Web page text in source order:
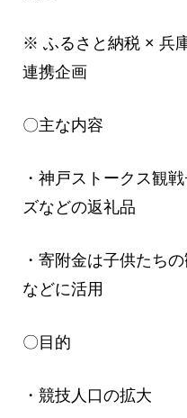
※ ふるさと納税 × 兵
連携企画
〇主な内容
・神戸ストークス観
ズなどの返礼品
・寄附金は子供たち
などに活用
〇目的
・競技人口の拡大